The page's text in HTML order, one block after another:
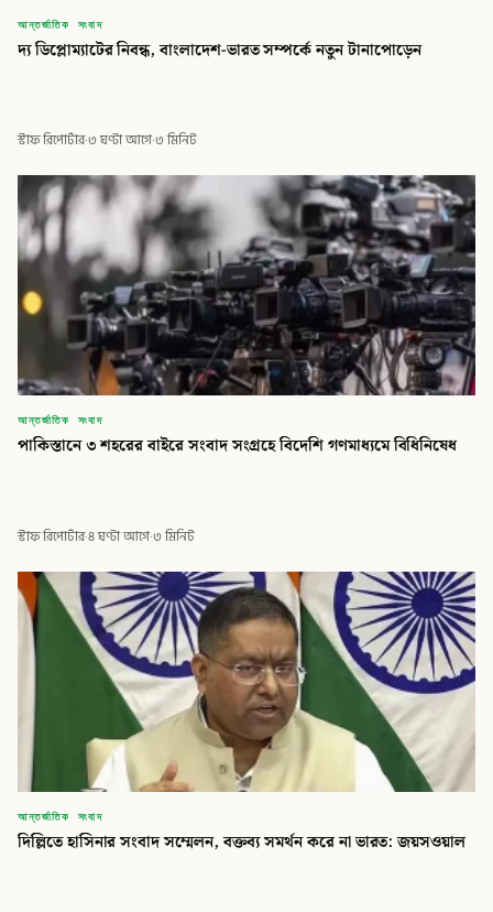
আন্তর্জাতিক সংবাদ
দ্য ডিপ্লোম্যাটের নিবন্ধ, বাংলাদেশ-ভারত সম্পর্কে নতুন টানাপোড়েন
স্টাফ রিপোর্টার·৩ ঘণ্টা আগে·৩ মিনিট
আন্তর্জাতিক সংবাদ
পাকিস্তানে ৩ শহরের বাইরে সংবাদ সংগ্রহে বিদেশি গণমাধ্যমে বিধিনিষেধ
স্টাফ রিপোর্টার·৪ ঘণ্টা আগে·৩ মিনিট
আন্তর্জাতিক সংবাদ
দিল্লিতে হাসিনার সংবাদ সম্মেলন, বক্তব্য সমর্থন করে না ভারত: জয়সওয়াল